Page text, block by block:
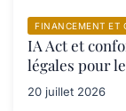
FINANCEMENT ET
IA Act et
légales pour
20 juillet 2026